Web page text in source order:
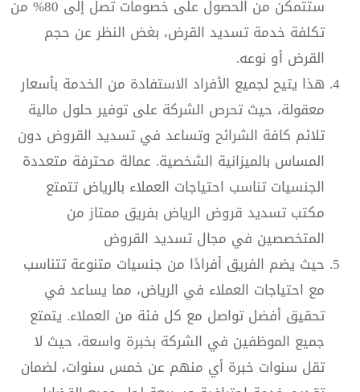
ستتمكن من الحصول على خصومات تصل إلى 80% من
تكلفة خدمة تسديد القرض، بغض النظر عن حجم
القرض أو نوعه.
هذا يتيح لجميع الأفراد الاستفادة من الخدمة بأسعار
معقولة، حيث تحرص الشركة على توفير حلول مالية
تلائم كافة الشرائح وتساعد في تسديد القروض دون
المساس بالميزانية الشخصية. عمالة محترفة متعددة
الجنسيات تناسب احتياجات العملاء بالرياض تتمتع
مكتب تسديد قروض الرياض بفريق ممتاز من
المتخصصين في مجال تسديد القروض
حيث يضم الفريق أفرادًا من جنسيات متنوعة تتناسب
مع احتياجات العملاء في الرياض، مما يساعد في
تحقيق أفضل تواصل مع كل فئة من العملاء. يتمتع
جميع الموظفين في الشركة بخبرة واسعة، حيث لا
تقل سنوات خبرة أي منهم عن خمس سنوات، لضمان